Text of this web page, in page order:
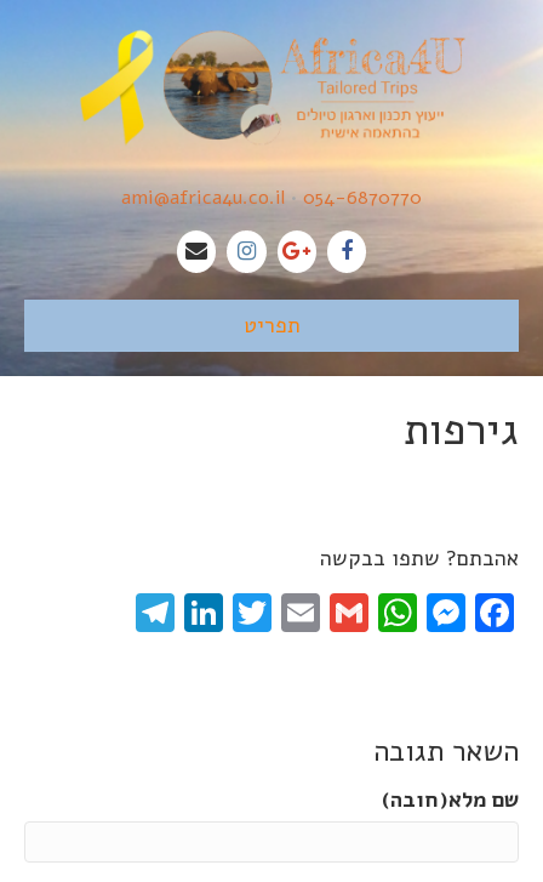
054-6870770
•
ami@africa4u.co.il
תפריט
גירפות
אהבתם? שתפו בבקשה
Facebook
Messenger
WhatsApp
Gmail
Email
Twitter
LinkedIn
השאר תגובה
שם מלא(חובה)